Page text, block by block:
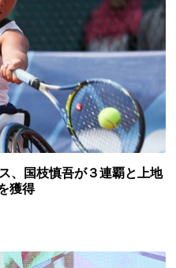
、国枝慎吾が３連覇と上地
獲得